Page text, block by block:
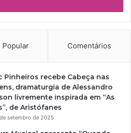
Popular Comentários
Pinheiros recebe Cabeça nas
dramaturgia de Alessandro
livremente inspirada em “As
de Aristófanes
setembro de 2025